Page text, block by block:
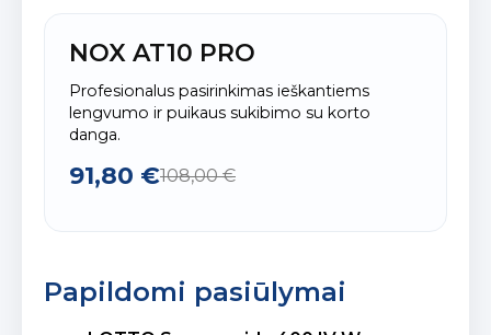
NOX AT10 PRO
Profesionalus pasirinkimas ieškantiems
lengvumo ir puikaus sukibimo su korto
danga.
91,80 €108,00 €
Papildomi pasiūlymai